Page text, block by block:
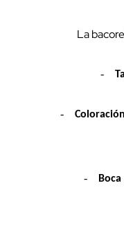
La
-
-
-